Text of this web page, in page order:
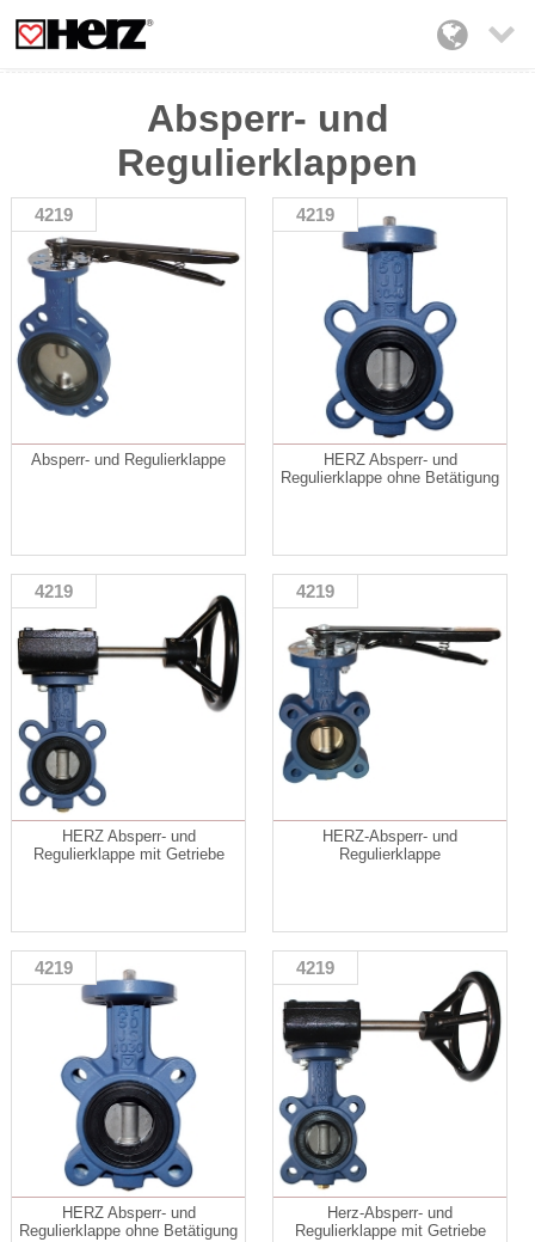

Absperr- und
Regulierklappen
4219
Absperr- und Regulierklappe
4219
HERZ Absperr- und
Regulierklappe ohne Betätigung
4219
HERZ Absperr- und
Regulierklappe mit Getriebe
4219
HERZ-Absperr- und
Regulierklappe
4219
HERZ Absperr- und
Regulierklappe ohne Betätigung
4219
Herz-Absperr- und
Regulierklappe mit Getriebe